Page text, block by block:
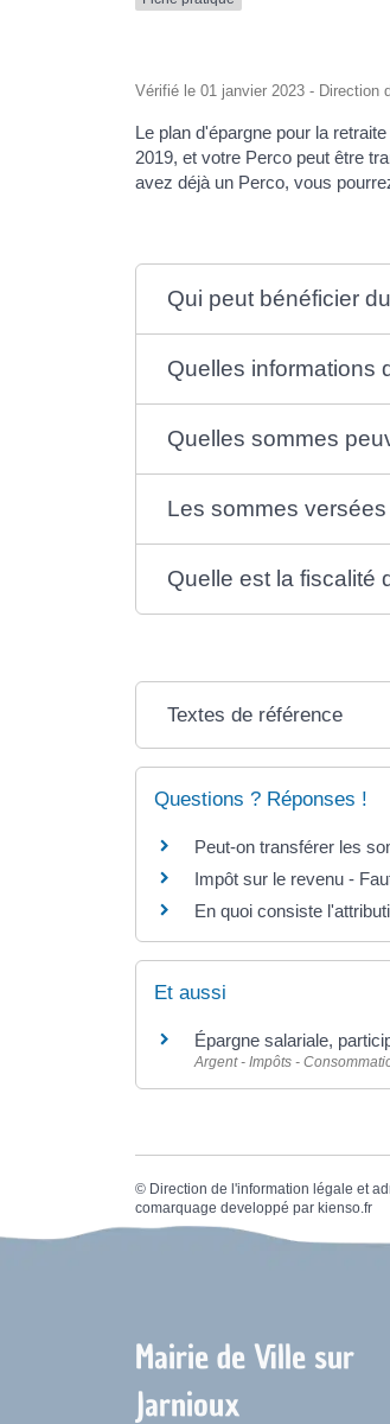
Vérifié le 01 janvier 2023 - Direction
Le plan d'épargne pour la
2019, et votre Perco peut être
avez déjà un Perco, vous
Qui peut bénéficier
Quelles informations
Quelles sommes
Les sommes
Quelle est la fiscalité
Textes de référence
Questions ? Réponses !
Peut-on transférer les
Impôt sur le revenu -
En quoi consiste
Et aussi
Épargne salariale,
Argent - Impôts -
© Direction de l'information légale et
comarquage developpé par kienso.fr
Mairie de Ville sur
Jarnioux